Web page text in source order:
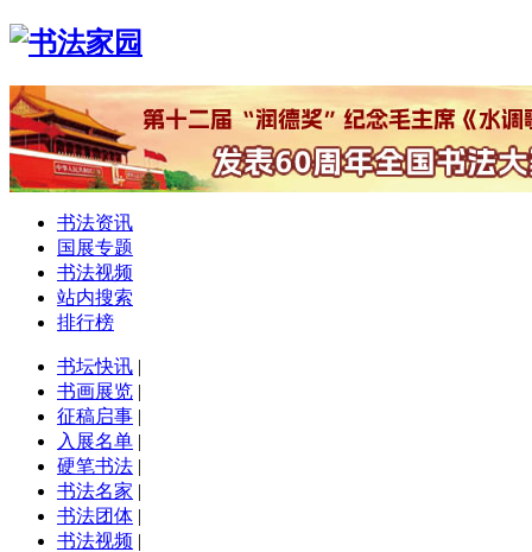
书法资讯
国展专题
书法视频
站内搜索
排行榜
书坛快讯 |
书画展览 |
征稿启事 |
入展名单 |
硬笔书法 |
书法名家 |
书法团体 |
书法视频 |